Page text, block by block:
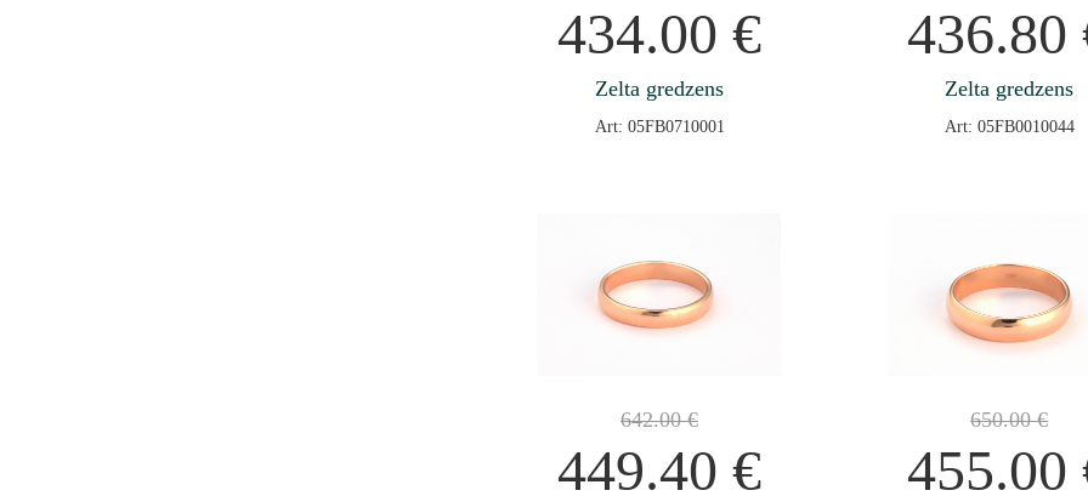
434.00€
Zelta gredzens
Art: 05FB0710001
436.80
Zelta gredzens
Art: 05FB0010044
642.00€
449.40€
650.00€
455.00